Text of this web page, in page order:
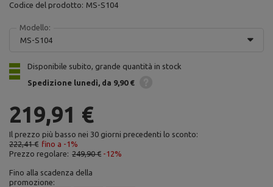
Codice del prodotto: MS-S104
Modello:
MS-S104
Disponibile subito, grande quantità in stock
Spedizione lunedì da 9,90 €
219,91 €
Il prezzo più basso nei 30 giorni precedenti lo sconto:
222,41 € fino a -1%
Prezzo regolare: 249,90 € -12%
Fino alla scadenza della
promozione: